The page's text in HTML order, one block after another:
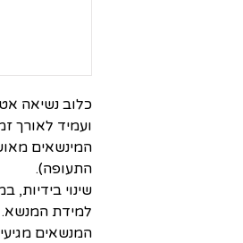
ועמיד לאורך
המינשאים
התעופה).
שינוי בידיות,
למידת המנשא.
המנשאים